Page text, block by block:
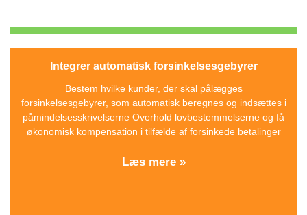
Integrer automatisk forsinkelsesgebyrer
Bestem hvilke kunder, der skal pålægges
forsinkelsesgebyrer, som automatisk beregnes og indsættes i
påmindelsesskrivelserne Overhold lovbestemmelserne og få
økonomisk kompensation i tilfælde af forsinkede betalinger
Læs mere »